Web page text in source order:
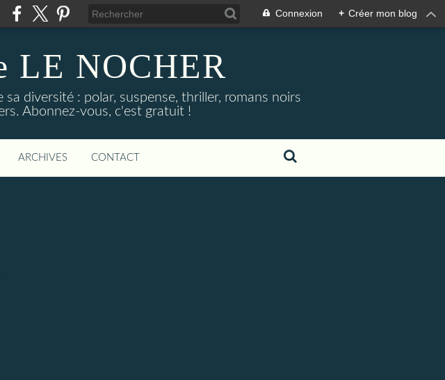
Connexion + Créer mon blog
LE NOCHER
diversité : polar, suspense, thriller, romans noirs
Abonnez-vous, c'est gratuit !
ARCHIVES CONTACT